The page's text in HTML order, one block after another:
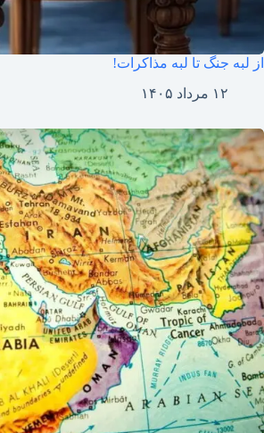
از لبه جنگ تا لبه مذاکرات!
۱۲ مرداد ۱۴۰۵